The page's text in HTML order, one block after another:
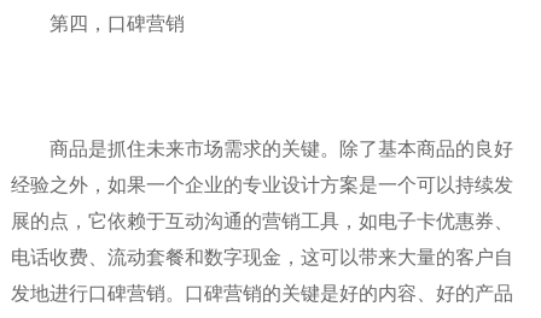
第四，口碑营销
商品是抓住未来市场需求的关键。除了基本商品的良好
经验之外，如果一个企业的专业设计方案是一个可以持续发
展的点，它依赖于互动沟通的营销工具，如电子卡优惠券、
电话收费、流动套餐和数字现金，这可以带来大量的客户自
发地进行口碑营销。口碑营销的关键是好的内容、好的产品